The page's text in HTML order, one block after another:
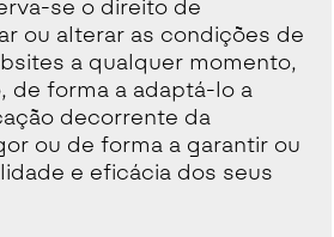
se o direito de
ou alterar as condições de
a qualquer momento,
de forma a adaptá-lo a
decorrente da
ou de forma a garantir ou
e eficácia dos seus